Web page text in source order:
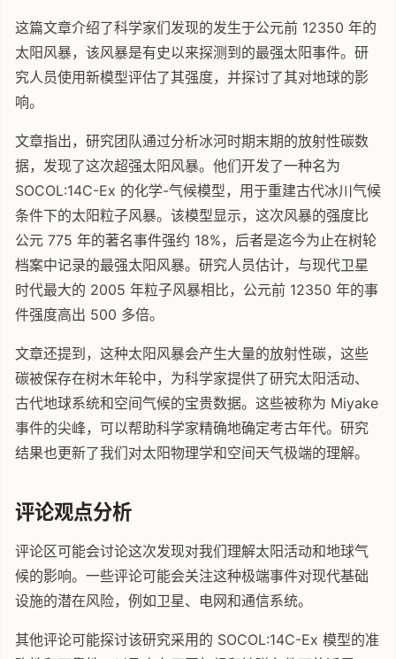
这篇文章介绍了科学家们发现的发生于公元前 12350 年的
太阳风暴，该风暴是有史以来探测到的最强太阳事件。研
究人员使用新模型评估了其强度，并探讨了其对地球的影
响。
文章指出，研究团队通过分析冰河时期末期的放射性碳数
据，发现了这次超强太阳风暴。他们开发了一种名为
SOCOL:14C-Ex 的化学-气候模型，用于重建古代冰川气候
条件下的太阳粒子风暴。该模型显示，这次风暴的强度比
公元 775 年的著名事件强约 18%，后者是迄今为止在树轮
档案中记录的最强太阳风暴。研究人员估计，与现代卫星
时代最大的 2005 年粒子风暴相比，公元前 12350 年的事
件强度高出 500 多倍。
文章还提到，这种太阳风暴会产生大量的放射性碳，这些
碳被保存在树木年轮中，为科学家提供了研究太阳活动、
古代地球系统和空间气候的宝贵数据。这些被称为 Miyake
事件的尖峰，可以帮助科学家精确地确定考古年代。研究
结果也更新了我们对太阳物理学和空间天气极端的理解。
评论观点分析
评论区可能会讨论这次发现对我们理解太阳活动和地球气
候的影响。一些评论可能会关注这种极端事件对现代基础
设施的潜在风险，例如卫星、电网和通信系统。
其他评论可能探讨该研究采用的 SOCOL:14C-Ex 模型的准